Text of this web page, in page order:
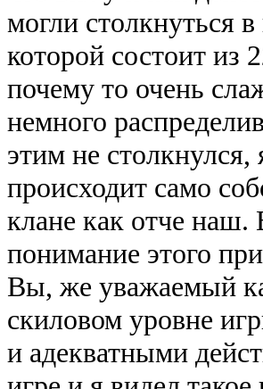
могли столкнуться
которой состоит из
почему то очень
немного
этим не
происходит само
клане как отче наш.
понимание этого
Вы, же уважаемый
скиловом уровне
и адекватными